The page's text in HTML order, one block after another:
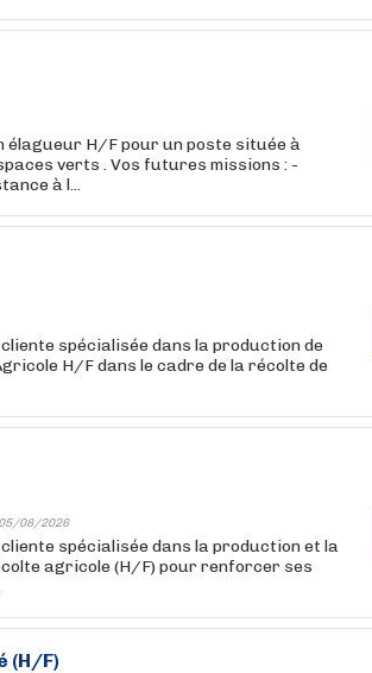
élagueur H/F pour un poste située à
verts . Vos futures missions : -
à l...
spécialisée dans la production de
H/F dans le cadre de la récolte de
05/08/2026
spécialisée dans la production et la
agricole (H/F) pour renforcer ses
(H/F)